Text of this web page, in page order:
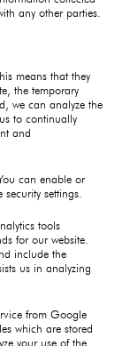
any other parties.
means that they
the temporary
we can analyze the
to continually
and
can enable or
settings.
tools
for our website.
include the
us in analyzing
from Google
which are stored
your use of the